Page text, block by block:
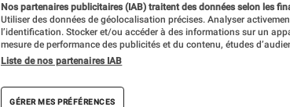
Nos partenaires publicitaires (IAB) traitent des données selon les
Utiliser des données de géolocalisation précises. Analyser
l’identification. Stocker et/ou accéder à des informations sur un
mesure de performance des publicités et du contenu, études
Liste de nos partenaires IAB
GÉRER MES PRÉFÉRENCES